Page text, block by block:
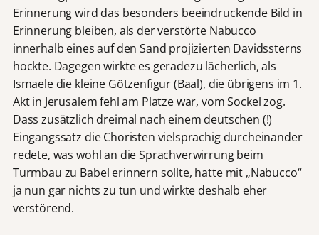
Erinnerung wird das besonders beeindruckende Bild in
Erinnerung bleiben, als der verstörte Nabucco
innerhalb eines auf den Sand projizierten Davidssterns
hockte. Dagegen wirkte es geradezu lächerlich, als
Ismaele die kleine Götzenfigur (Baal), die übrigens im 1.
Akt in Jerusalem fehl am Platze war, vom Sockel zog.
Dass zusätzlich dreimal nach einem deutschen (!)
Eingangssatz die Choristen vielsprachig durcheinander
redete, was wohl an die Sprachverwirrung beim
Turmbau zu Babel erinnern sollte, hatte mit „Nabucco“
ja nun gar nichts zu tun und wirkte deshalb eher
verstörend.